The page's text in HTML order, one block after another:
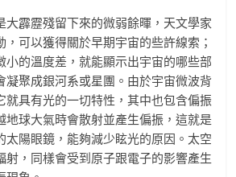
大霹靂殘留下來的微弱餘暉，天文學家
，可以獲得關於早期宇宙的些許線索；
小的溫度差，就能顯示出宇宙的哪些部
凝聚成銀河系或星團。由於宇宙微波背
就具有光的一切特性，其中也包含偏振
地球大氣時會散射並產生偏振，這就是
太陽眼鏡，能夠減少眩光的原因。太空
射，同樣會受到原子跟電子的影響產生